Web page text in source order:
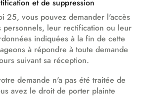
et de suppression
25, vous pouvez demander l'accès
personnels, leur rectification ou leur
indiquées à la fin de cette
à répondre à toute demande
suivant sa réception.
demande n'a pas été traitée de
avez le droit de porter plainte